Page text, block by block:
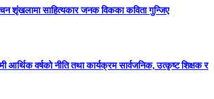
शृंखलामा साहित्यकार जनक विकका कविता गुन्जिए
आर्थिक वर्षको नीति तथा कार्यक्रम सार्वजनिक, उत्कृष्ट शिक्षक र